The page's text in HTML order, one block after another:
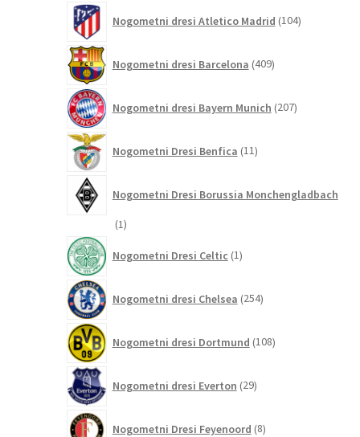
Nogometni dresi Atletico Madrid 104izdelki
Nogometni dresi Barcelona 409izdelkov
Nogometni dresi Bayern Munich 207izdelkov
Nogometni Dresi Benfica 11izdelkov
Nogometni Dresi Borussia Monchengladbach
11
Nogometni Dresi Celtic 1izdelek
Nogometni dresi Chelsea 254izdelkov
Nogometni dresi Dortmund 108izdelkov
Nogometni dresi Everton 29izdelkov
Nogometni Dresi Feyenoord 8